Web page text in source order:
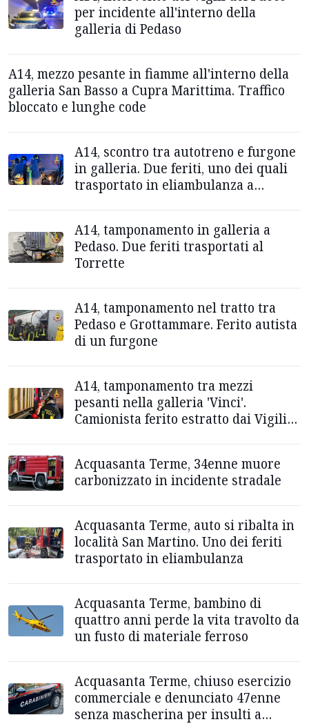
per incidente all'interno della
galleria di Pedaso
A14, mezzo pesante in fiamme all'interno della
galleria San Basso a Cupra Marittima. Traffico
bloccato e lunghe code
A14, scontro tra autotreno e furgone
in galleria. Due feriti, uno dei quali
trasportato in eliambulanza a
A14, tamponamento in galleria a
Pedaso. Due feriti trasportati al
Torrette
A14, tamponamento nel tratto tra
Pedaso e Grottammare. Ferito autista
di un furgone
A14, tamponamento tra mezzi
pesanti nella galleria 'Vinci'.
Camionista ferito estratto dai Vigili
Acquasanta Terme, 34enne muore
carbonizzato in incidente stradale
Acquasanta Terme, auto si ribalta in
località San Martino. Uno dei feriti
trasportato in eliambulanza
Acquasanta Terme, bambino di
quattro anni perde la vita travolto da
un fusto di materiale ferroso
Acquasanta Terme, chiuso esercizio
commerciale e denunciato 47enne
senza mascherina per insulti a